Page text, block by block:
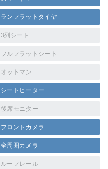
ランフラットタイヤ
3列シート
フルフラットシート
オットマン
シートヒーター
後席モニター
フロントカメラ
全周囲カメラ
ルーフレール